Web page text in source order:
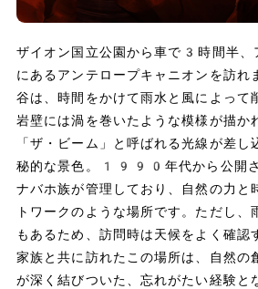
ザイオン国立公園から車で3時間半、
にあるアンテロープキャニオンを訪れ
谷は、時間をかけて雨水と風によって
岩壁には渦を巻いたような模様が描か
「ザ・ビーム」と呼ばれる光線が差し
秘的な景色。1990年代から公開さ
ナバホ族が管理しており、自然の力と
トワークのような場所です。ただし、
もあるため、訪問時は天候をよく確認
家族と共に訪れたこの場所は、自然の
が深く結びついた、忘れがたい経験と